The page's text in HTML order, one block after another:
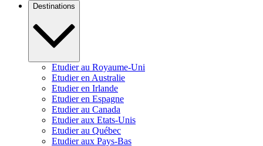
Destinations
Etudier au Royaume-Uni
Etudier en Australie
Etudier en Irlande
Etudier en Espagne
Etudier au Canada
Etudier aux Etats-Unis
Etudier au Québec
Etudier aux Pays-Bas